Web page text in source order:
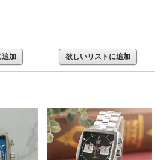
追加 欲しいリストに追加